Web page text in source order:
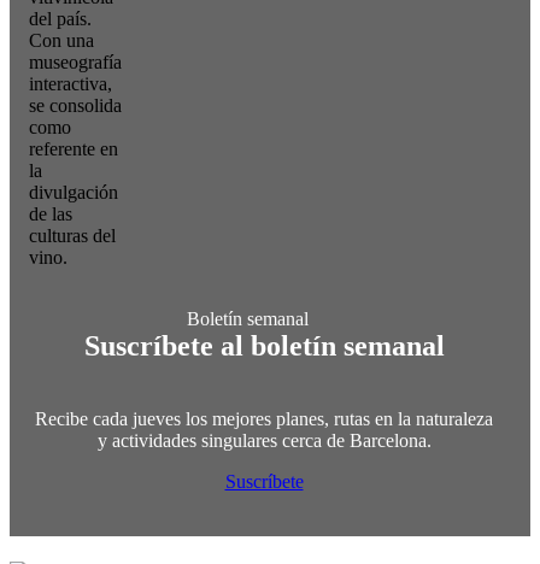
del país.
Con una
museografía
interactiva,
se consolida
como
referente en
la
divulgación
de las
culturas del
vino.
Suscríbete al boletín semanal
Recibe cada jueves los mejores planes, rutas en la naturaleza
y actividades singulares cerca de Barcelona.
Suscríbete